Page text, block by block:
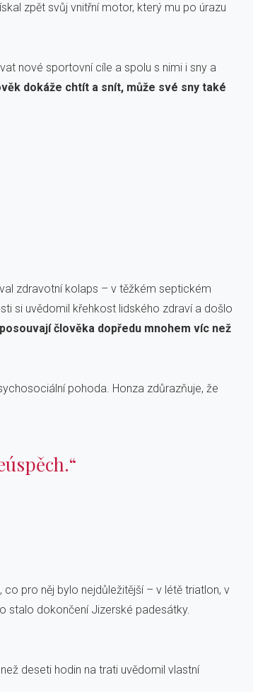
zpět svůj vnitřní motor, který mu po úrazu
nové sportovní cíle a spolu s nimi i sny a
dokáže chtít a snít, může své sny také
zdravotní kolaps – v těžkém septickém
si uvědomil křehkost lidského zdraví a došlo
člověka dopředu mnohem víc než
pohoda. Honza zdůrazňuje, že
co pro něj bylo nejdůležitější – v létě triatlon, v
stalo dokončení Jizerské padesátky.
deseti hodin na trati uvědomil vlastní